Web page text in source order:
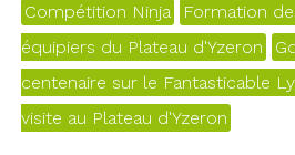
Compétition Ninja
Formation
équipiers du Plateau d'Yzeron
centenaire sur le Fantasticable
visite au Plateau d'Yzeron